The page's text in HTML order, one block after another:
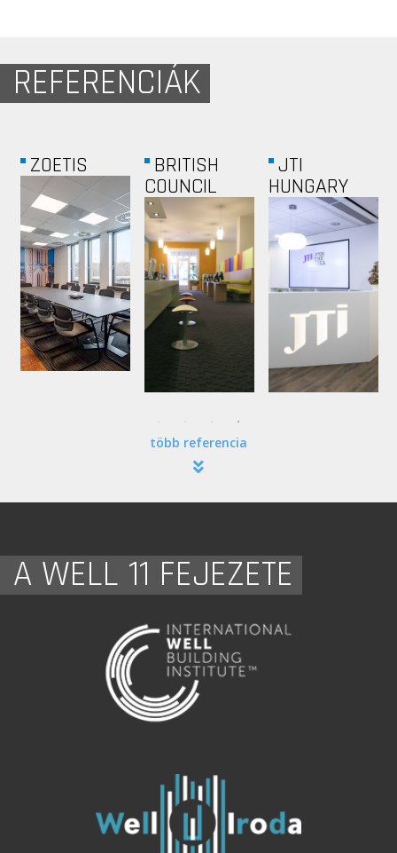
REFERENCIÁK
BÁNÁTI +... BIMBÓ 5 ...
ALCATEL-
LUCENT...
több referencia
A WELL 11 FEJEZETE